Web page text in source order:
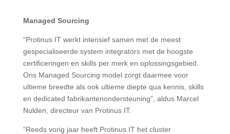
Managed Sourcing
“Protinus IT werkt intensief samen met de meest
gespecialiseerde system integrators met de hoogste
certificeringen en skills per merk en oplossingsgebied.
Ons Managed Sourcing model zorgt daarmee voor
ultieme breedte als ook ultieme diepte qua kennis, skills
en dedicated fabrikantenondersteuning”, aldus Marcel
Nulden, directeur van Protinus IT.
“Reeds vorig jaar heeft Protinus IT het cluster